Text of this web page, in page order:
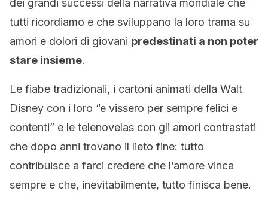
dei grandi successi della narrativa mondiale che
tutti ricordiamo e che sviluppano la loro trama su
amori e dolori di giovani predestinati a non poter
stare insieme.
Le fiabe tradizionali, i cartoni animati della Walt
Disney con i loro “e vissero per sempre felici e
contenti” e le telenovelas con gli amori contrastati
che dopo anni trovano il lieto fine: tutto
contribuisce a farci credere che l’amore vinca
sempre e che, inevitabilmente, tutto finisca bene.